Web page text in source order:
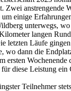
Zwei anstrengende
um einige
unterwegs,
langen
letzten Läufe
wo dann die
ersten Wochenende
diese Leistung
Teilnehmer